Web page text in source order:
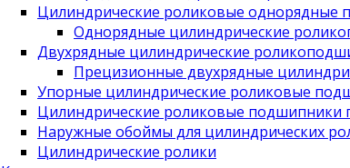
Цилиндрические роликовые однорядные
Однорядные цилиндрические
Двухрядные цилиндрические
Прецизионные двухрядные
Упорные цилиндрические роликовые
Цилиндрические роликовые подшипники
Наружные обоймы для цилиндрических
Цилиндрические ролики